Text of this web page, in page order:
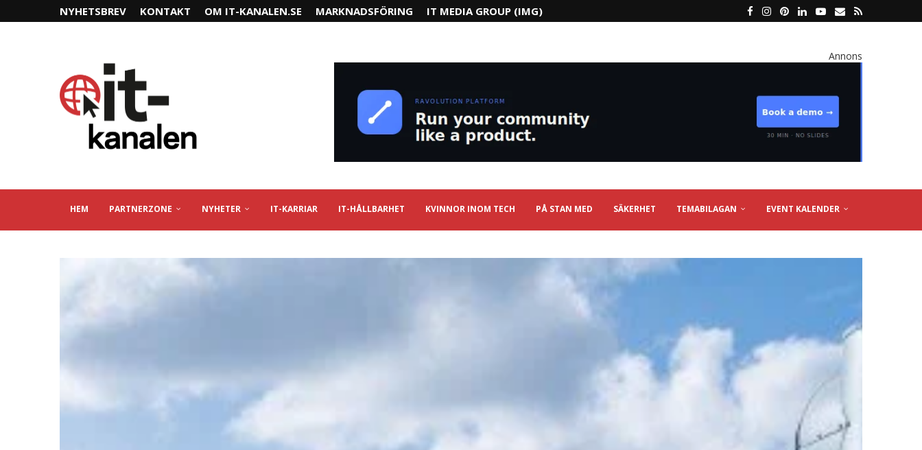
NYHETSBREV KONTAKT OM IT-KANALEN.SE MARKNADSFÖRING IT MEDIA GROUP (IMG)
Annons
HEM PARTNERZONE NYHETER IT-KARRIAR IT-HÅLLBARHET KVINNOR INOM TECH PÅ STAN MED SÄKERHET TEMABILAGAN EVENT KALENDER